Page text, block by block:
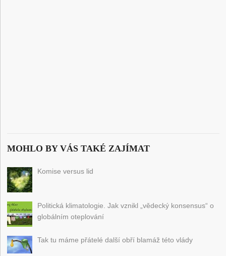
MOHLO BY VÁS TAKÉ ZAJÍMAT
Komise versus lid
Politická klimatologie. Jak vznikl „vědecký konsensus“ o
globálním oteplování
Tak tu máme přátelé další obří blamáž této vlády